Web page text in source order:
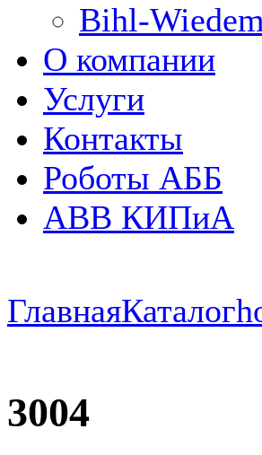
Bihl-
О компании
Услуги
Контакты
Роботы АББ
ABB КИПиА
ГлавнаяКаталог
3004